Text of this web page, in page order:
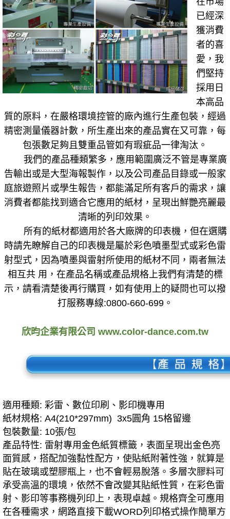
已經深
獲消費
者的喜
愛，我
們堅持
採用日
本高品
質的原料，在嚴格環境控管的廠內進行生產包裝，經過
精密測量儀器計數，所生產出來的產品實在又可靠，每
包張數足夠且雙重品管如有瑕疵品一律淘汰。
我們的產品種類繁多，應用範圍廣泛不管是專業廣
告輸出或是大型海報製作，以及公司產品目錄或一般家
庭旅遊照片或學生報告，都能滿足所有客戶的需求，讓
消費者都能找到適合它應用的紙材，呈現出鮮艷亮麗最
清晰的列印效果。
所有的紙材都適用於各大廠牌的印表機，但在選購
時請先瞭解自己的印表機是屬於彩色噴墨型式或彩色雷
射型式，因為噴墨與雷射所使用的紙材不同，兩者無法
相互共 用，在產品名稱或產品規格上我們有清楚的標
示，請看清楚後再行購買，如有使用上的疑問也可以撥
打服務專線:0800-660-699。
欣昀企業有限公司 www.color-dance.com.tw
適用種類: 彩雷、數位印刷、影印機專用
紙材規格: A4(210*297mm) 3x5圓角 15格留邊
包裝數量: 10張/包
產品特性: 雷射專用金色紙質標籤，表面呈現出金色亮
面質感，搭配加強黏性配方，使貼紙附著性強，就算是
貼在玻璃或塑膠瓶上，也不會輕易脫落。多層次膠料可
承受高溫的環境，依然不會改變其貼紙性質，在彩色雷
射、影印等事務機列印上，表現卓越。規格齊全可應用
在各種需求，網路直接下載WORD列印格式操作簡單方